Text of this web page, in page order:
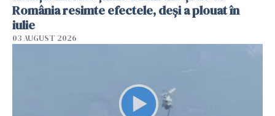
România resimte efectele, deși a plouat în
iulie
03 AUGUST 2026